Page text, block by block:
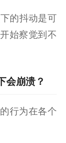
的抖动是可
始察觉到不
会崩溃？
行为在各个